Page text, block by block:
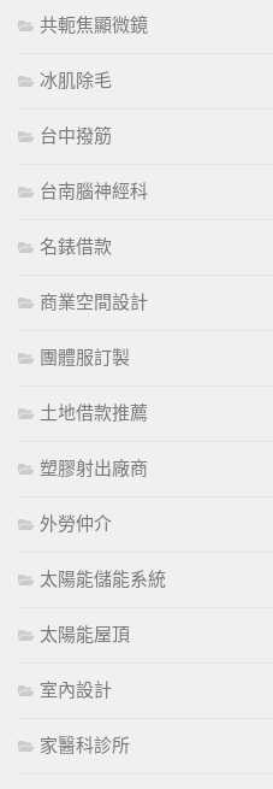
共軛焦顯微鏡
冰肌除毛
台中撥筋
台南腦神經科
名錶借款
商業空間設計
團體服訂製
土地借款推薦
塑膠射出廠商
外勞仲介
太陽能儲能系統
太陽能屋頂
室內設計
家醫科診所